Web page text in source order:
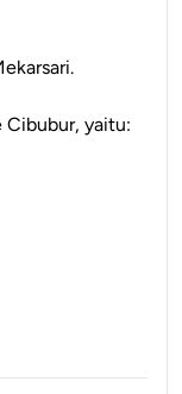
Cibubur, yaitu: